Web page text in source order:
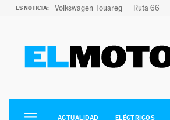
ES NOTICIA: Volkswagen Touareg Ruta 66
ELÉCTRICOS
CONDUCIR
ACTUALIDAD ELÉCTRICOS